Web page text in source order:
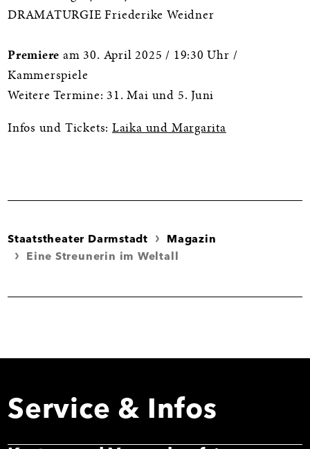
DRAMATURGIE Friederike Weidner
Premieream 30. April 2025 / 19:30 Uhr /
Kammerspiele
Weitere Termine: 31. Mai und 5. Juni
Infos und Tickets: Laika und Margarita
Staatstheater Darmstadt
Magazin
Eine Streunerin im Weltall
Service & Infos